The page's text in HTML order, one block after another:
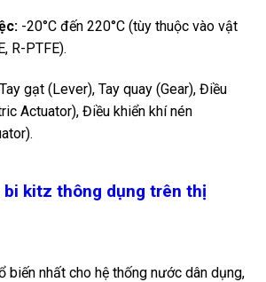
-20°C đến 220°C (tùy thuộc vào vật
R-PTFE).
gạt (Lever), Tay quay (Gear), Điều
Actuator), Điều khiển khí nén
bi kitz thông dụng trên thị
biến nhất cho hệ thống nước dân dụng,